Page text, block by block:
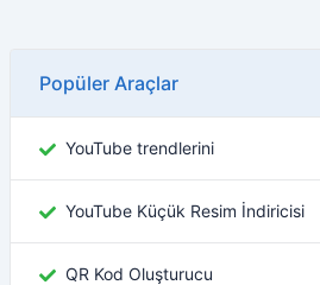
Popüler Araçlar
YouTube trendlerini
YouTube Küçük Resim İndiricisi
QR Kod Oluşturucu